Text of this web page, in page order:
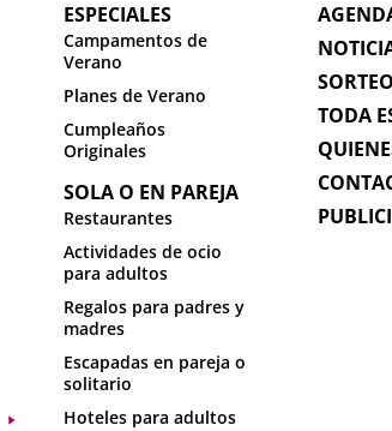
ESPECIALES
Campamentos de
Verano
Planes de Verano
Cumpleaños
Originales
SOLA O EN PAREJA
Restaurantes
Actividades de ocio
para adultos
Regalos para padres y
madres
Escapadas en pareja o
solitario
Hoteles para adultos
TODA